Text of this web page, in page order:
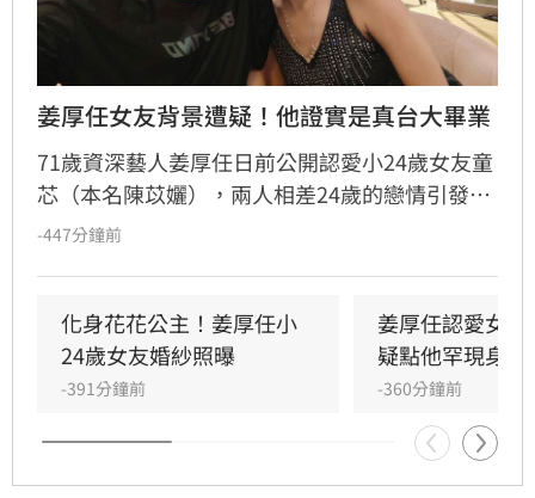
姜厚任女友背景遭疑！他證實是真台大畢業
71歲資深藝人姜厚任日前公開認愛小24歲女友童
芯（本名陳苡孋），兩人相差24歲的戀情引發熱
議。尤其童芯自稱擁有「前世記憶」，透露小學
學歷、姓名到過往經歷都遭網友起底。美女主播
蕭彤雯也加入討論，透露身邊恰好有朋友認識童
芯，更替外界最關注的學歷疑雲提供另一方說
-447分鐘前
化身花花公主！姜厚任小
24歲女友婚紗照曝
-391分鐘前
姜厚任認愛女
疑點他罕現身嗆
-360分鐘前